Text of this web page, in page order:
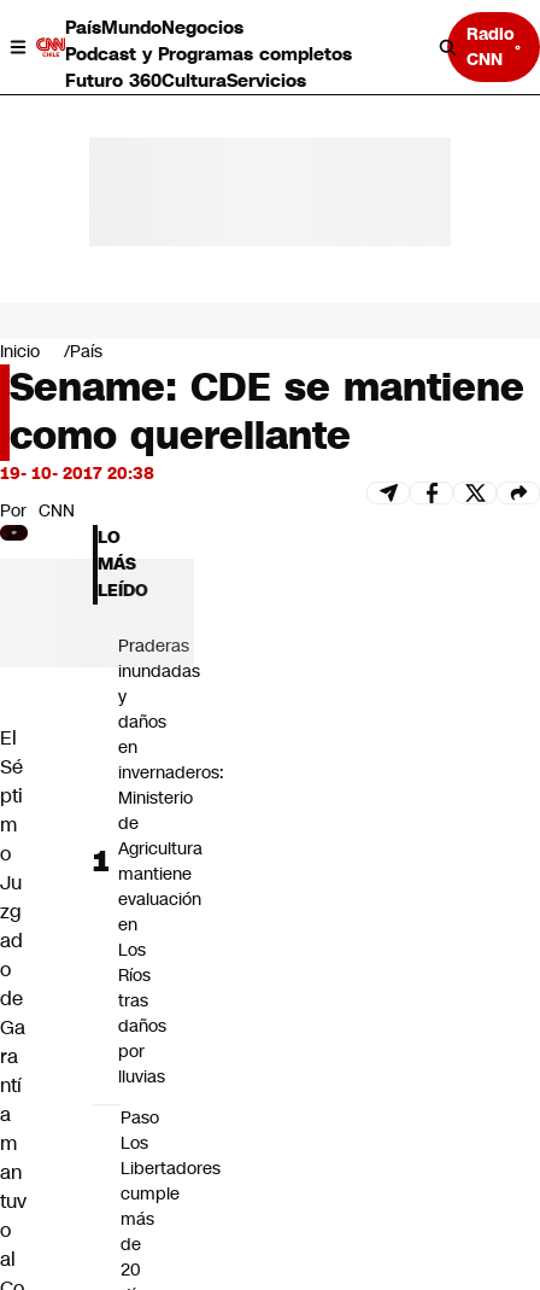
PaísMundoNegocios
Podcast y Programas completos
Futuro 360CulturaServicios
Radio
CNN
Negocios
Deportes
Programas completos
Cultura
Servicios
Bits
CNN Data
CNN tiempo
Futuro 360
Inicio País
Sename: CDE se mantiene
como querellante
19- 10- 2017 20:38
Por CNN
El
Sé
pti
m
o
Ju
zg
ad
o
de
Ga
ra
ntí
a
m
an
tuv
o
al
LO
MÁS
LEÍDO
Praderas
inundadas
y
daños
en
invernaderos:
Ministerio
de
Agricultura
mantiene
evaluación
en
Los
Ríos
tras
daños
por
lluvias
Paso
Los
Libertadores
cumple
más
de
20